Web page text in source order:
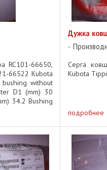
RC101-66650,
66522 Kubota
without
D1 (mm) 30
34.2 Bushing
Дужка
Серга
Kubota
подробнее